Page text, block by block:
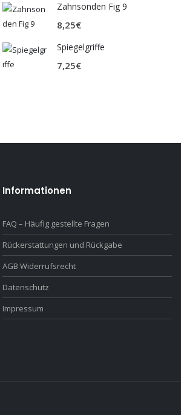
Zahnsonden Fig 9
8,25€
Spiegelgriffe
7,25€
Informationen
FAQ – Häufig gestellte Fragen
Rückerstattungen und Rückgabe
AGB Widerrufsrecht
Datenschutz
Impressum